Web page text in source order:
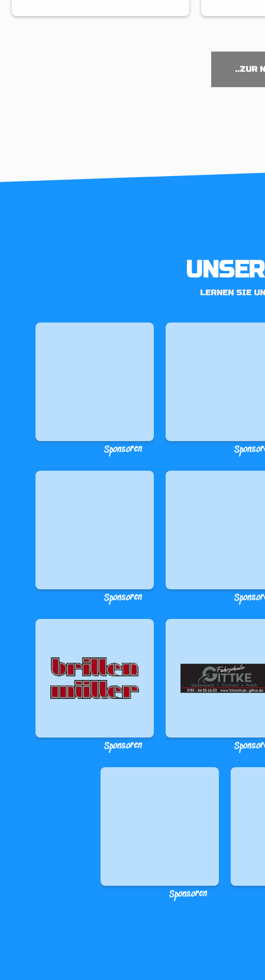
..ZUR
LERNEN SIE
Sponsoren
Sponsoren
Sponsoren
Sponsoren